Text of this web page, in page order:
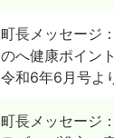
町長メッセージ
のへ健康ポイン
令和6年6月号よ
町長メッセージ